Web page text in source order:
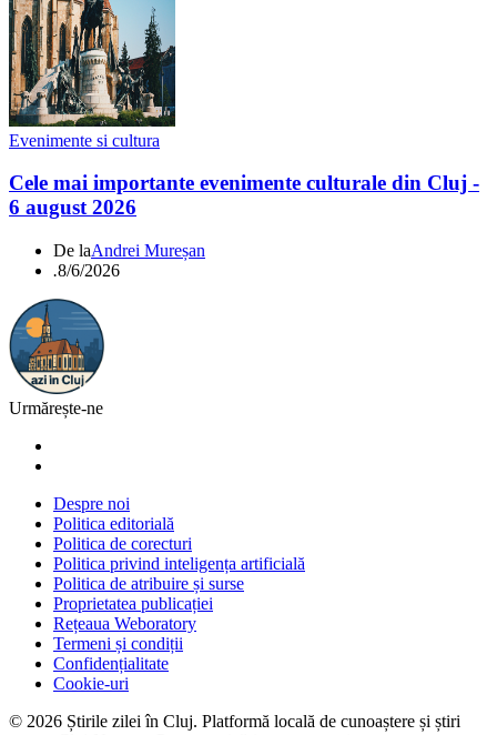
Evenimente si cultura
Cele mai importante evenimente culturale din Cluj -
6 august 2026
De laAndrei Mureșan
.8/6/2026
Urmărește-ne
Despre noi
Politica editorială
Politica de corecturi
Politica privind inteligența artificială
Politica de atribuire și surse
Proprietatea publicației
Rețeaua Weboratory
Termeni și condiții
Confidențialitate
Cookie-uri
© 2026 Știrile zilei în Cluj. Platformă locală de cunoaștere și știri